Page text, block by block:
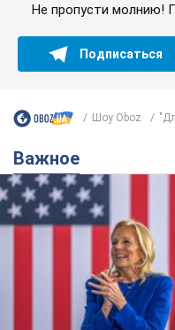
Не пропусти молнию!
Подписаться
Шоу Oboz
Важное